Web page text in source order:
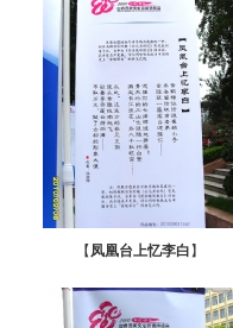
【 凤凰台上忆李白 】